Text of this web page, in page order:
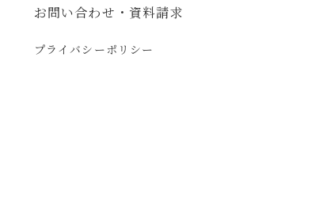
お問い合わせ・資料請求
プライバシーポリシー